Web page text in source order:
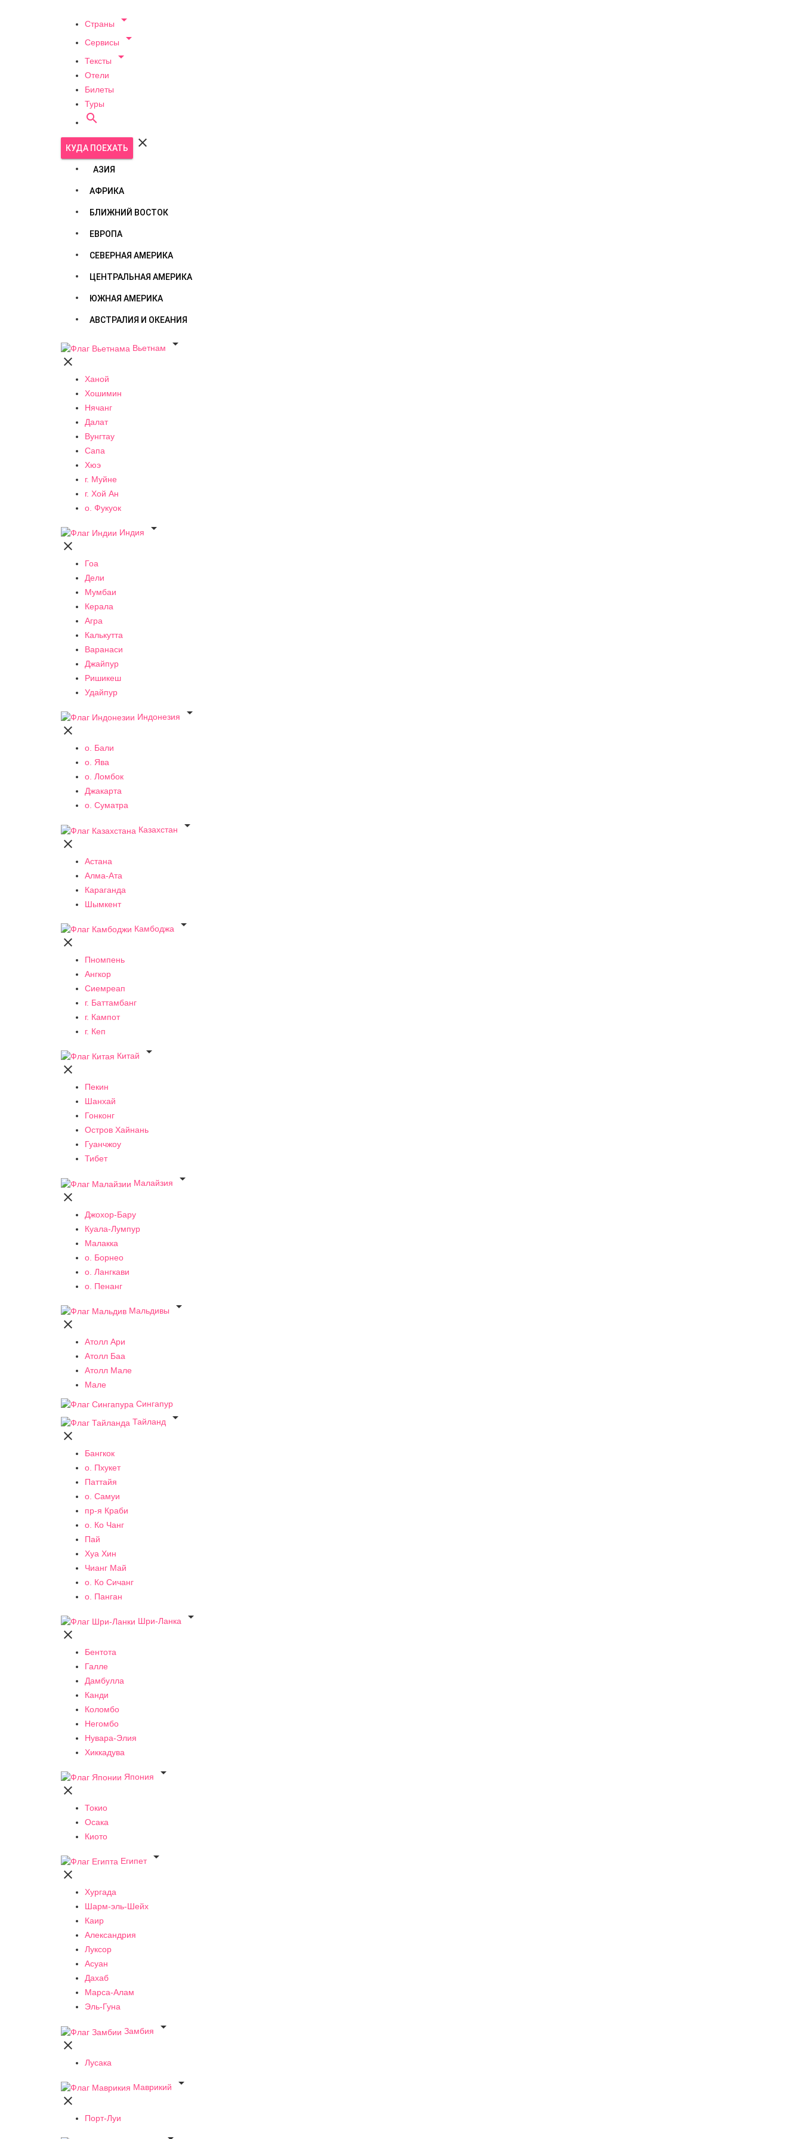
Страны 
Сервисы 
Тексты 
Отели
Билеты
Туры

КУДА ПОЕХАТЬ 
АЗИЯ
АФРИКА
БЛИЖНИЙ ВОСТОК
ЕВРОПА
СЕВЕРНАЯ АМЕРИКА
ЦЕНТРАЛЬНАЯ АМЕРИКА
ЮЖНАЯ АМЕРИКА
АВСТРАЛИЯ И ОКЕАНИЯ
Вьетнам


Ханой
Хошимин
Нячанг
Далат
Вунгтау
Сапа
Хюэ
г. Муйне
г. Хой Ан
о. Фукуок
Индия


Гоа
Дели
Мумбаи
Керала
Агра
Калькутта
Варанаси
Джайпур
Ришикеш
Удайпур
Индонезия


о. Бали
о. Ява
о. Ломбок
Джакарта
о. Суматра
Казахстан


Астана
Алма-Ата
Караганда
Шымкент
Камбоджа


Пномпень
Ангкор
Сиемреап
г. Баттамбанг
г. Кампот
г. Кеп
Китай


Пекин
Шанхай
Гонконг
Остров Хайнань
Гуанчжоу
Тибет
Малайзия


Джохор-Бару
Куала-Лумпур
Малакка
о. Борнео
о. Лангкави
о. Пенанг
Мальдивы


Атолл Ари
Атолл Баа
Атолл Мале
Мале
Сингапур
Тайланд


Бангкок
о. Пхукет
Паттайя
о. Самуи
пр-я Краби
о. Ко Чанг
Пай
Хуа Хин
Чианг Май
о. Ко Сичанг
о. Панган
Шри-Ланка


Бентота
Галле
Дамбулла
Канди
Коломбо
Негомбо
Нувара-Элия
Хиккадува
Япония


Токио
Осака
Киото
Египет


Хургада
Шарм-эль-Шейх
Каир
Александрия
Луксор
Асуан
Дахаб
Марса-Алам
Эль-Гуна
Замбия


Лусака
Маврикий


Порт-Луи